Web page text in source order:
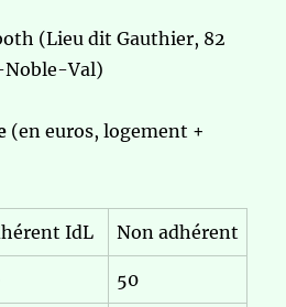
(Lieu dit Gauthier, 82
Val)
(en euros, logement +
IdL Non adhérent
50